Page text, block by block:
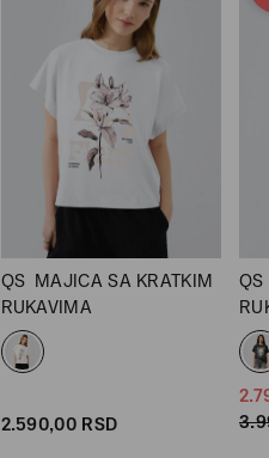
QS MAJICA SA KRATKIM
RUKAVIMA
2.590,00 RSD
QS